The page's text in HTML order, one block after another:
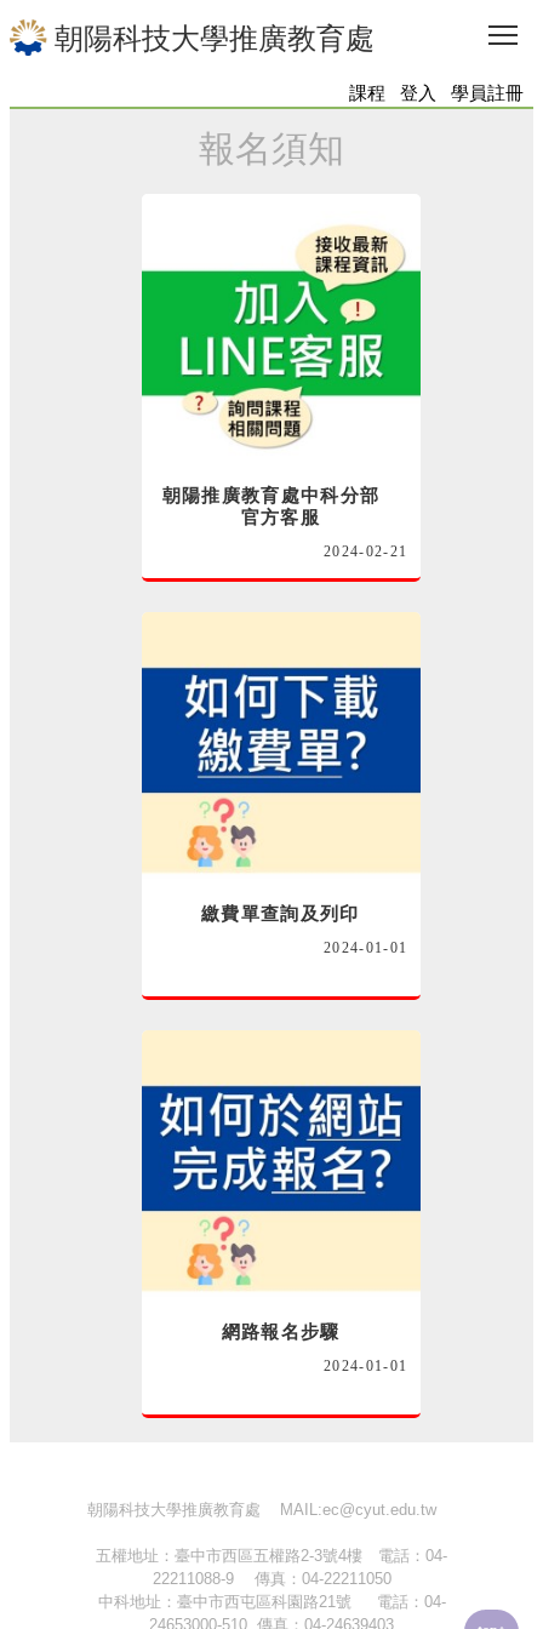
朝陽科技大學推廣教育處
課程 登入 學員註冊
報名須知
朝陽推廣教育處中科分部
官方客服
2024-02-21
繳費單查詢及列印
2024-01-01
網路報名步驟
2024-01-01
朝陽科技大學推廣教育處 MAIL:ec@cyut.edu.tw
五權地址：臺中市西區五權路2-3號4樓 電話：04-
22211088-9 傳真：04-22211050
中科地址：臺中市西屯區科園路21號 電話：04-
24653000-510 傳真：04-24639403